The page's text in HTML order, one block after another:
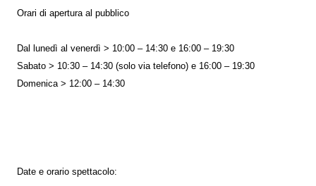
Orari di apertura al pubblico
Dal lunedì al venerdì > 10:00 – 14:30 e 16:00 – 19:30
Sabato > 10:30 – 14:30 (solo via telefono) e 16:00 – 19:30
Domenica > 12:00 – 14:30
Date e orario spettacolo: